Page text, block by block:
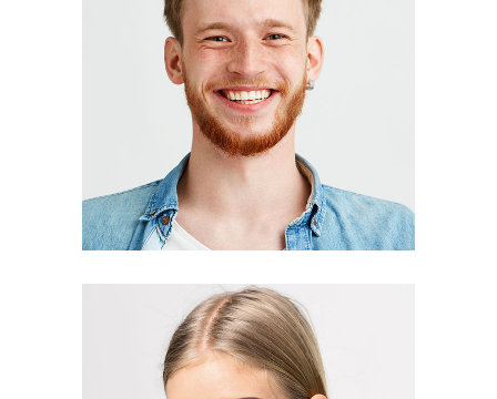
Patric Mathews
Editor